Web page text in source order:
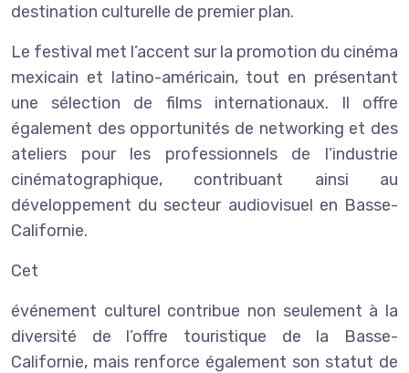
destination culturelle de premier plan.
Le festival met l’accent sur la promotion du cinéma
mexicain et latino-américain, tout en présentant
une sélection de films internationaux. Il offre
également des opportunités de networking et des
ateliers pour les professionnels de l’industrie
cinématographique, contribuant ainsi au
développement du secteur audiovisuel en Basse-
Californie.
Cet
événement culturel contribue non seulement à la
diversité de l’offre touristique de la Basse-
Californie, mais renforce également son statut de